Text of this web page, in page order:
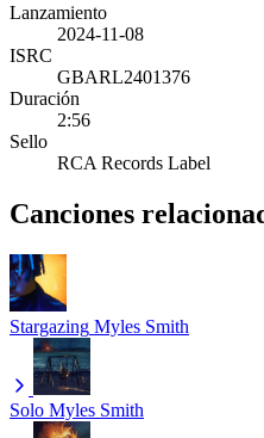
Lanzamiento
2024-11-08
ISRC
GBARL2401376
Duración
2:56
Sello
RCA Records Label
Canciones
Stargazing Myles Smith
Solo Myles Smith